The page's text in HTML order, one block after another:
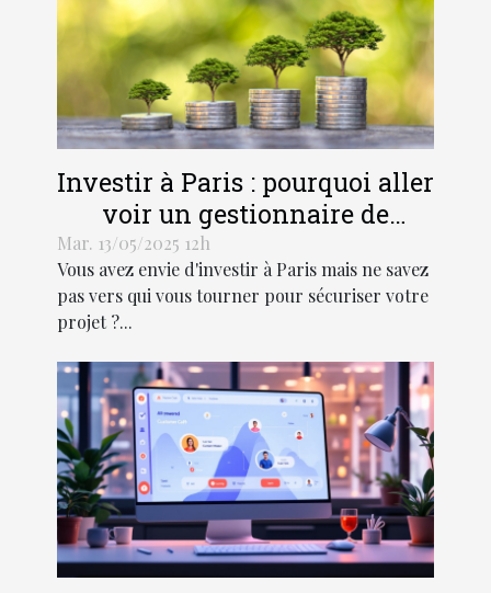
Investir à Paris : pourquoi aller
voir un gestionnaire de
patrimoine ?
Mar. 13/05/2025 12h
Vous avez envie d'investir à Paris mais ne savez
pas vers qui vous tourner pour sécuriser votre
projet ?...